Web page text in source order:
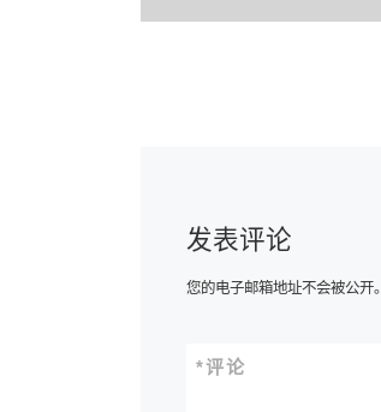
发表评论
您的电子邮箱地址不会被公开。
评论
*